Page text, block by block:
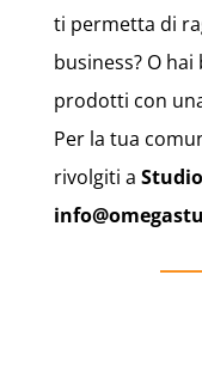
ti permetta di
business? O
prodotti con
Per la tua
rivolgiti a